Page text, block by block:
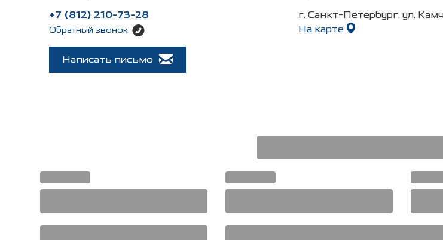
+7 (812) 210-73-28
Обратный звонок
Написать письмо
г. Санкт-Петербург, ул.
На карте